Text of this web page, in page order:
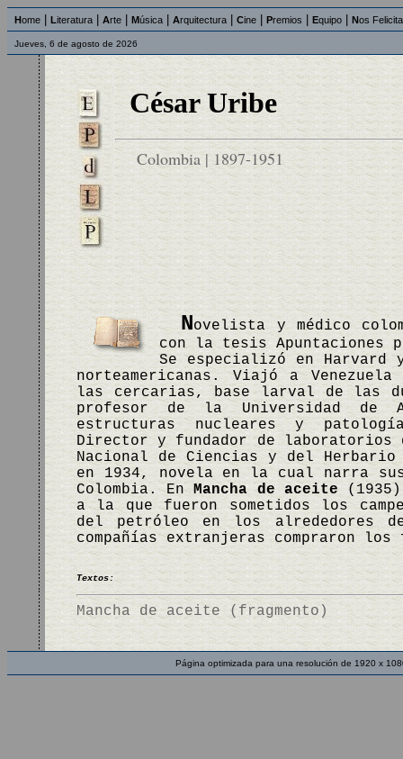
Home Literatura Arte Música Arquitectura Cine Premios Equipo Nos
Jueves, 6 de agosto de 2026
César Uribe
Colombia | 1897-1951
Novelista y médico
con la tesis Apuntaciones
Se especializó en
norteamericanas. Viajó a
las cercarias, base larval de las
profesor de la Universidad de
estructuras nucleares y
Director y fundador de laboratorios
Nacional de Ciencias y del
en 1934, novela en la cual narra
Colombia. EnMancha de aceite
a la que fueron sometidos los
del petróleo en los alrededores
compañías extranjeras compraron
Textos:
Mancha de aceite (fragmento)
Página optimizada para una resolución de 1920 x